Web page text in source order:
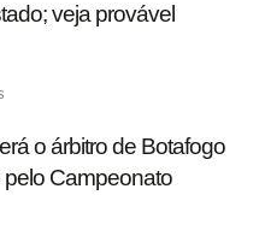
veja provável
o árbitro de Botafogo
Campeonato